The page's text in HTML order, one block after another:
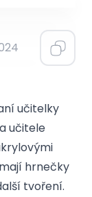
učitelky
učitele
hrnečky
tvoření.